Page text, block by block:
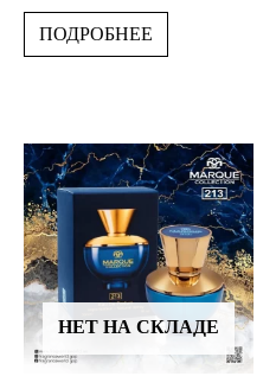
из
ПОДРОБНЕЕ
НЕТ НА СКЛАДЕ